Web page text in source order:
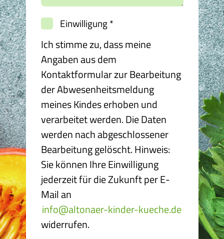
Einwilligung*
Ich stimme zu, dass meine
Angaben aus dem
Kontaktformular zur Bearbeitung
der Abwesenheitsmeldung
meines Kindes erhoben und
verarbeitet werden. Die Daten
werden nach abgeschlossener
Bearbeitung gelöscht. Hinweis:
Sie können Ihre Einwilligung
jederzeit für die Zukunft per E-
Mail an
info@altonaer-kinder-kueche.de
widerrufen.